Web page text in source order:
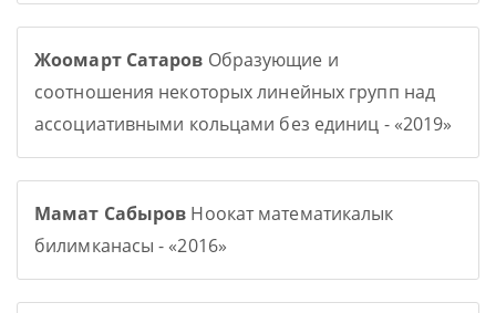
Жоомарт Сатаров Образующие и
соотношения некоторых линейных групп над
ассоциативными кольцами без единиц - «2019»
Мамат Сабыров Ноокат математикалык
билимканасы - «2016»